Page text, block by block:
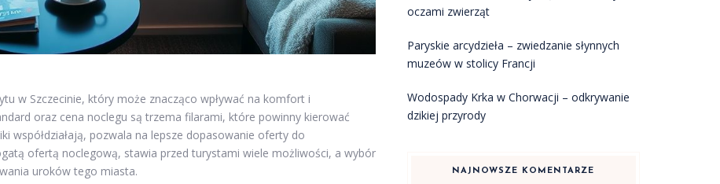
w Szczecinie, który może znacząco wpływać na komfort i
oraz cena noclegu są trzema filarami, które powinny kierować
współdziałają, pozwala na lepsze dopasowanie oferty do
ofertą noclegową, stawia przed turystami wiele możliwości, a wybór
uroków tego miasta.
oczami zwierząt
Paryskie arcydzieła – zwiedzanie słynnych
muzeów w stolicy Francji
Wodospady Krka w Chorwacji – odkrywanie
dzikiej przyrody
NAJNOWSZE KOMENTARZE